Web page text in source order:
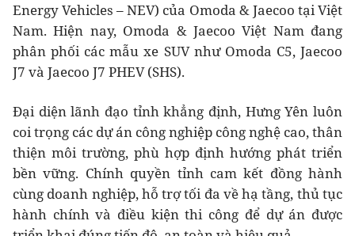
Energy Vehicles – NEV) của Omoda & Jaecoo tại Việt
Nam. Hiện nay, Omoda & Jaecoo Việt Nam đang
phân phối các mẫu xe SUV như Omoda C5, Jaecoo
J7 và Jaecoo J7 PHEV (SHS).
Đại diện lãnh đạo tỉnh khẳng định, Hưng Yên luôn
coi trọng các dự án công nghiệp công nghệ cao, thân
thiện môi trường, phù hợp định hướng phát triển
bền vững. Chính quyền tỉnh cam kết đồng hành
cùng doanh nghiệp, hỗ trợ tối đa về hạ tầng, thủ tục
hành chính và điều kiện thi công để dự án được